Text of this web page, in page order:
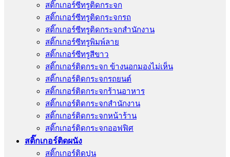
สติ๊กเกอร์ซีทรูติดกระจก
สติ๊กเกอร์ซีทรูติดกระจกรถ
สติ๊กเกอร์ซีทรูติดกระจกสำนักงาน
สติ๊กเกอร์ซีทรูพิมพ์ลาย
สติ๊กเกอร์ซีทรูสีขาว
สติ๊กเกอร์ติดกระจก ข้างนอกมองไม่เห็น
สติ๊กเกอร์ติดกระจกรถยนต์
สติ๊กเกอร์ติดกระจกร้านอาหาร
สติ๊กเกอร์ติดกระจกสำนักงาน
สติ๊กเกอร์ติดกระจกหน้าร้าน
สติ๊กเกอร์ติดกระจกออฟฟิศ
สติ๊กเกอร์ติดผนัง
สติ๊กเกอร์ติดปูน